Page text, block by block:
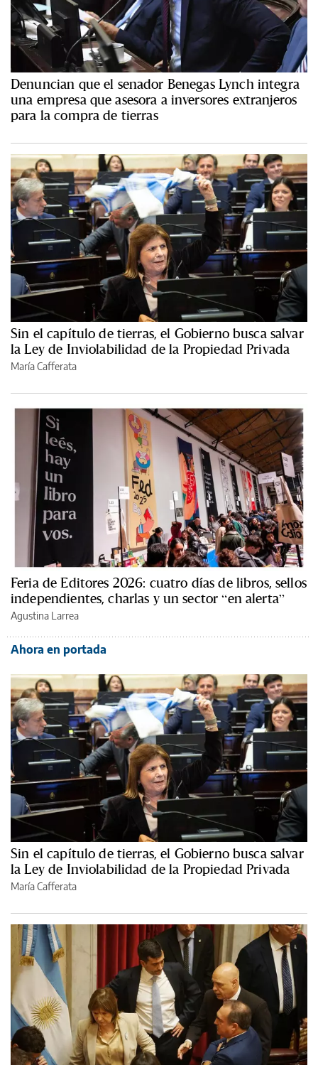
Denuncian que el senador Benegas Lynch integra
una empresa que asesora a inversores extranjeros
para la compra de tierras
Sin el capítulo de tierras, el Gobierno busca salvar
la Ley de Inviolabilidad de la Propiedad Privada
María Cafferata
Feria de Editores 2026: cuatro días de libros, sellos
independientes, charlas y un sector “en alerta”
Agustina Larrea
Ahora en portada
Sin el capítulo de tierras, el Gobierno busca salvar
la Ley de Inviolabilidad de la Propiedad Privada
María Cafferata